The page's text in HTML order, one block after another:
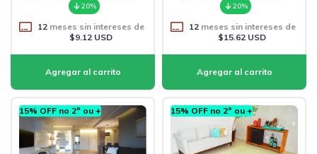
20%
12meses sin intereses de
$9.12 USD
20%
12meses sin intereses de
$15.62 USD
15% OFF no 2º ou + 15% OFF no 2º ou +